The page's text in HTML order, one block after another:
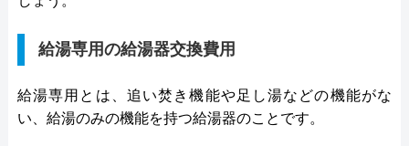
給湯専用の給湯器交換費用
給湯専用とは、追い焚き機能や足し湯などの機能がな
い、給湯のみの機能を持つ給湯器のことです。